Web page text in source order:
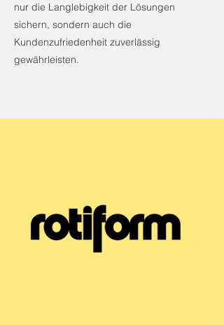
nur die Langlebigkeit der Lösungen
sichern, sondern auch die
Kundenzufriedenheit zuverlässig
gewährleisten.